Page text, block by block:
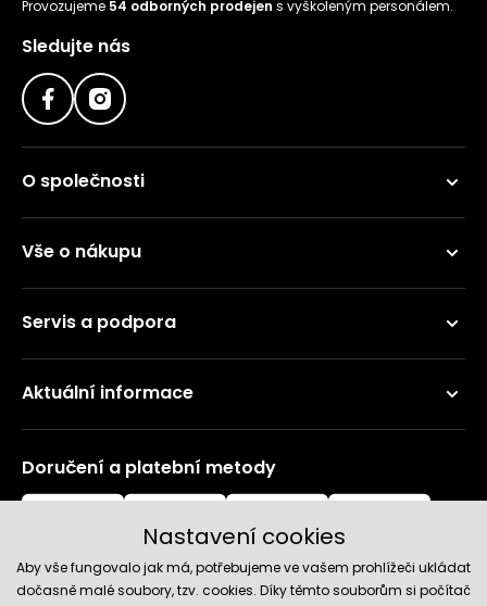
Provozujeme 54 odborných prodejen s vyškoleným personálem.
Sledujte nás
O společnosti
Vše o nákupu
Servis a podpora
Aktuální informace
Doručení a platební metody
Nastavení cookies
Aby vše fungovalo jak má, potřebujeme ve vašem prohlížeči ukládat
dočasně malé soubory, tzv. cookies. Díky těmto souborům si počítač